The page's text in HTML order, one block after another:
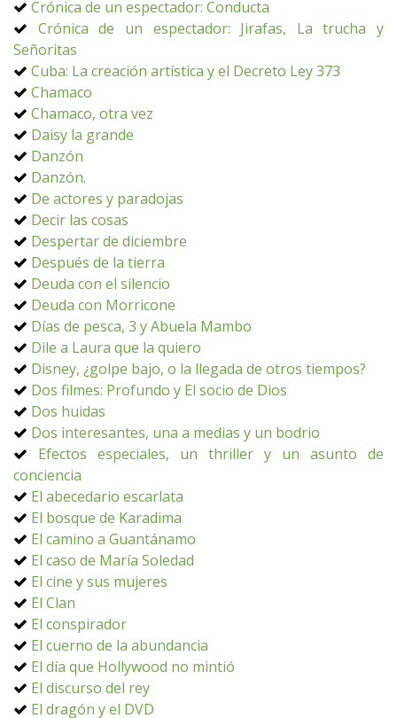
Crónica de un espectador: Conducta
Crónica de un espectador: Jirafas, La trucha y
Señoritas
Cuba: La creación artística y el Decreto Ley 373
Chamaco
Chamaco, otra vez
Daisy la grande
Danzón
Danzón.
De actores y paradojas
Decir las cosas
Despertar de diciembre
Después de la tierra
Deuda con el silencio
Deuda con Morricone
Días de pesca, 3 y Abuela Mambo
Dile a Laura que la quiero
Disney, ¿golpe bajo, o la llegada de otros tiempos?
Dos filmes: Profundo y El socio de Dios
Dos huidas
Dos interesantes, una a medias y un bodrio
Efectos especiales, un thriller y un asunto de
conciencia
El abecedario escarlata
El bosque de Karadima
El camino a Guantánamo
El caso de María Soledad
El cine y sus mujeres
El Clan
El conspirador
El cuerno de la abundancia
El día que Hollywood no mintió
El discurso del rey
El dragón y el DVD